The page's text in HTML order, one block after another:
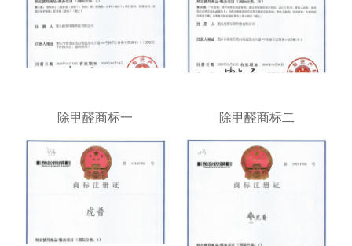
除甲醛商标一 除甲醛商标二